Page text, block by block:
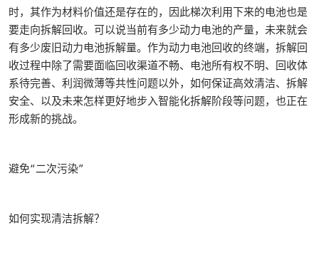
时，其作为材料价值还是存在的，因此梯次利用下来的电池也是
要走向拆解回收。可以说当前有多少动力电池的产量，未来就会
有多少废旧动力电池拆解量。作为动力电池回收的终端，拆解回
收过程中除了需要面临回收渠道不畅、电池所有权不明、回收体
系待完善、利润微薄等共性问题以外，如何保证高效清洁、拆解
安全、以及未来怎样更好地步入智能化拆解阶段等问题，也正在
形成新的挑战。
避免“二次污染”
如何实现清洁拆解？